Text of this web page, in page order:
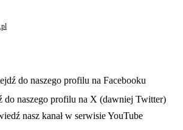
- otwiera się w nowej karcie
do naszego profilu na Facebooku
nowej karcie
do naszego profilu na X (dawniej Twitter)
otwiera się w nowej karcie
nasz kanał w serwisie YouTube